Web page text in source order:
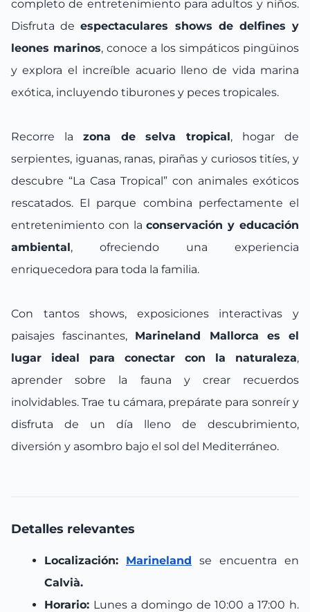
completo de entretenimiento para adultos y niños.
Disfruta deespectaculares shows de delfines y
leones marinos, conoce a los simpáticos pingüinos
y explora el increíble acuario lleno de vida marina
exótica, incluyendo tiburones y peces tropicales.
Recorre la zona de selva tropical, hogar de
serpientes, iguanas, ranas, pirañas y curiosos titíes, y
descubre “La Casa Tropical” con animales exóticos
rescatados. El parque combina perfectamente el
entretenimiento con laconservación y educación
ambiental, ofreciendo una experiencia
enriquecedora para toda la familia.
Con tantos shows, exposiciones interactivas y
paisajes fascinantes, Marineland Mallorca es el
lugar ideal para conectar con la naturaleza,
aprender sobre la fauna y crear recuerdos
inolvidables. Trae tu cámara, prepárate para sonreír y
disfruta de un día lleno de descubrimiento,
diversión y asombro bajo el sol del Mediterráneo.
Detalles relevantes
Localización: Marineland se encuentra en
Calvià.
Horario: Lunes a domingo de 10:00 a 17:00 h.